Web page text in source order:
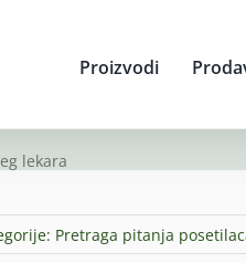
Proizvodi
lekara
Pretraga pitanja